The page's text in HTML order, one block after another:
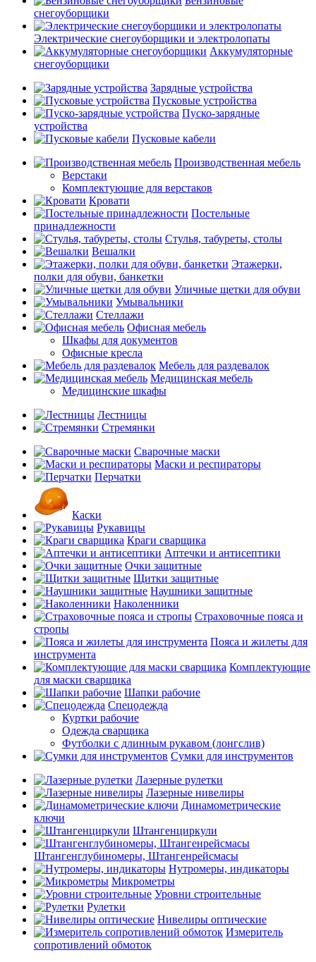
снегоуборщики
Электрические снегоуборщики и электролопаты
Аккумуляторные
снегоуборщики
Зарядные устройства
Пусковые устройства
Пуско-зарядные
устройства
Пусковые кабели
Производственная мебель
Верстаки
Комплектующие для верстаков
Кровати
Постельные
принадлежности
Стулья, табуреты, столы
Вешалки
Этажерки,
полки для обуви, банкетки
Уличные щетки для обуви
Умывальники
Стеллажи
Офисная мебель
Шкафы для документов
Офисные кресла
Мебель для раздевалок
Медицинская мебель
Медицинские шкафы
Лестницы
Стремянки
Сварочные маски
Маски и респираторы
Перчатки
Каски
Рукавицы
Краги сварщика
Аптечки и антисептики
Очки защитные
Щитки защитные
Наушники защитные
Наколенники
Страховочные пояса и
стропы
Пояса и жилеты для
инструмента
Комплектующие
для маски сварщика
Шапки рабочие
Спецодежда
Куртки рабочие
Одежда сварщика
Футболки с длинным рукавом (лонгслив)
Сумки для инструментов
Лазерные рулетки
Лазерные нивелиры
Динамометрические
ключи
Штангенциркули
Штангенглубиномеры, Штангенрейсмасы
Нутромеры, индикаторы
Микрометры
Уровни строительные
Рулетки
Нивелиры оптические
Измеритель
сопротивлений обмоток